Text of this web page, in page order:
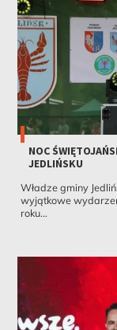
NOC
JEDLIŃSKU
Władze gminy
wyjątkowe
roku...